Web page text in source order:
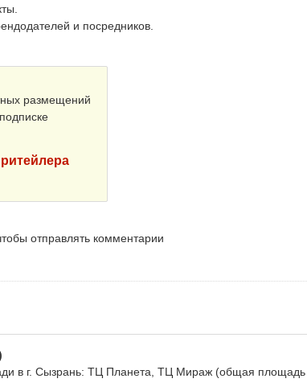
и посредников.
размещений
отправлять комментарии
в г. Сызрань: ТЦ Планета, ТЦ Мираж (общая